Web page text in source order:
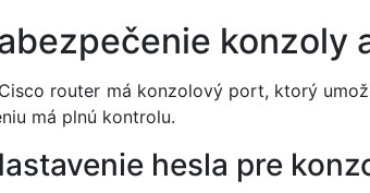
konzoly
router má konzolový port, ktorý
má plnú kontrolu.
hesla pre